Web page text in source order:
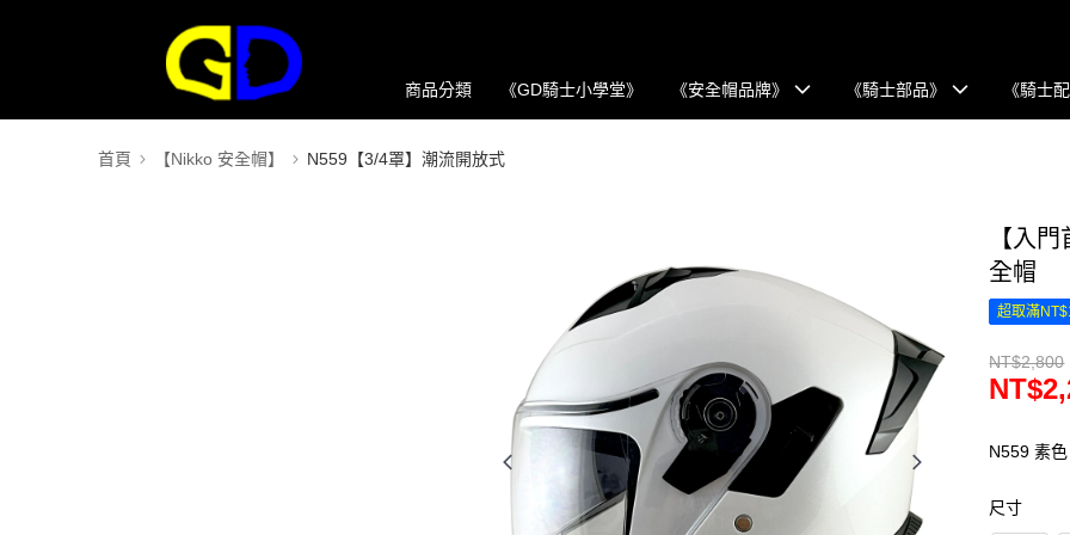
商品分類 《GD騎士小學堂》 《安全帽品牌》 《騎士部品》 《騎士
首頁 【Nikko 安全帽】 N559【3/4罩】潮流開放式
【入
全帽
超取滿
NT$2,800
N559 素
尺寸